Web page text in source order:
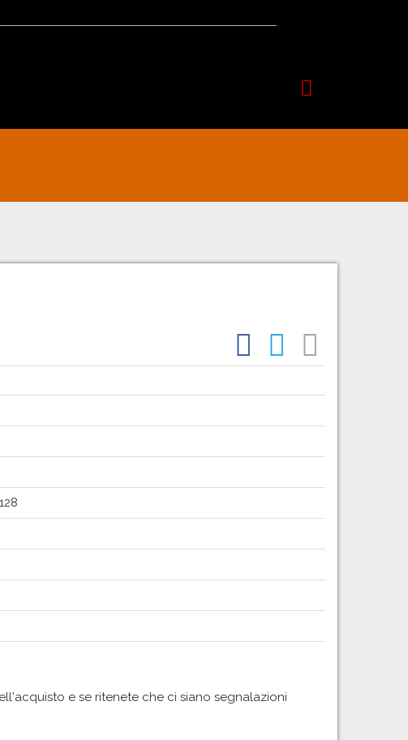
e se ritenete che ci siano segnalazioni